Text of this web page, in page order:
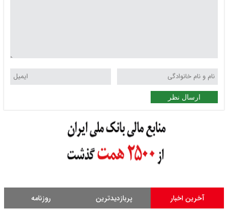
ارسال نظر
آخرین اخبار پربازدیدترین روزنامه